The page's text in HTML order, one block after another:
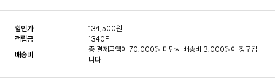
할인가 134,500원
적립금
1340P
배송비
총 결제금액이 70,000원 미만시 배송비 3,000원이 청구됩
니다.